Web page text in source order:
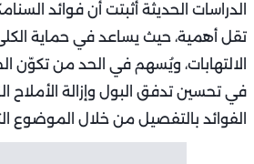
الدراسات الحديثة أثبتت أن فوائد
تقل أهمية، حيث يساعد في حماية
الالتهابات، ويُسهم في الحد من تكوّن
في تحسين تدفق البول وإزالة الأملاح
الفوائد بالتفصيل من خلال الموضوع